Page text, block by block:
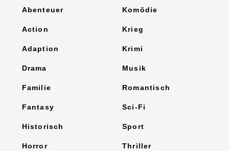
Abenteuer
Action
Adaption
Drama
Familie
Fantasy
Historisch
Horror
Komödie
Krieg
Krimi
Musik
Romantisch
Sci-Fi
Sport
Thriller